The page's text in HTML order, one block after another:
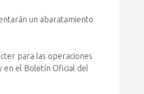
un abaratamiento
para las operaciones
en el Boletín Oficial del